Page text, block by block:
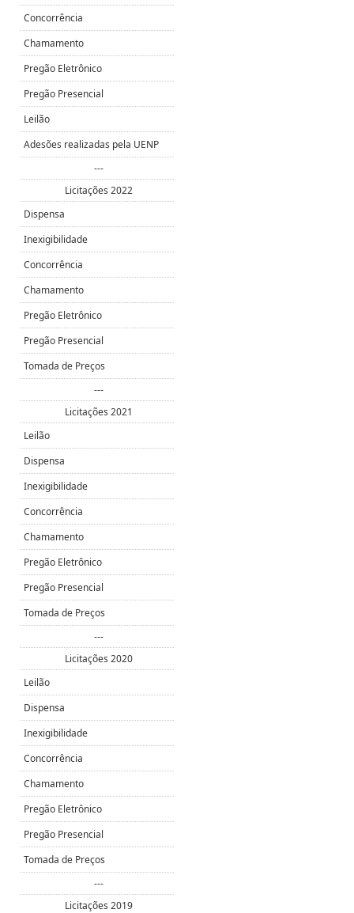
Concorrência
Chamamento
Pregão Eletrônico
Pregão Presencial
Leilão
Adesões realizadas pela UENP
---
Licitações 2022
Dispensa
Inexigibilidade
Concorrência
Chamamento
Pregão Eletrônico
Pregão Presencial
Tomada de Preços
---
Licitações 2021
Leilão
Dispensa
Inexigibilidade
Concorrência
Chamamento
Pregão Eletrônico
Pregão Presencial
Tomada de Preços
---
Licitações 2020
Leilão
Dispensa
Inexigibilidade
Concorrência
Chamamento
Pregão Eletrônico
Pregão Presencial
Tomada de Preços
---
Licitações 2019